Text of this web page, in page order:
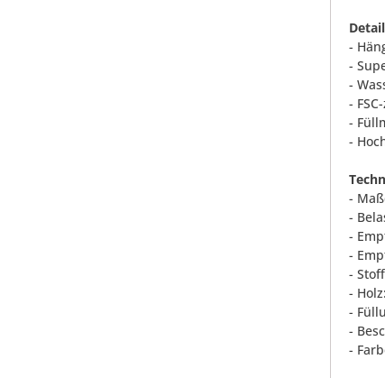
-
-
-
-
-
-
-
-
-
-
-
-
-
-
-